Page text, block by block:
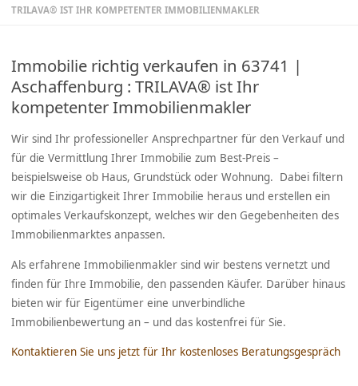
TRILAVA® IST IHR KOMPETENTER IMMOBILIENMAKLER
Immobilie richtig verkaufen in 63741 |
Aschaffenburg : TRILAVA® ist Ihr
kompetenter Immobilienmakler
Wir sind Ihr professioneller Ansprechpartner für den Verkauf und
für die Vermittlung Ihrer Immobilie zum Best-Preis –
beispielsweise ob Haus, Grundstück oder Wohnung. Dabei filtern
wir die Einzigartigkeit Ihrer Immobilie heraus und erstellen ein
optimales Verkaufskonzept, welches wir den Gegebenheiten des
Immobilienmarktes anpassen.
Als erfahrene Immobilienmakler sind wir bestens vernetzt und
finden für Ihre Immobilie, den passenden Käufer. Darüber hinaus
bieten wir für Eigentümer eine unverbindliche
Immobilienbewertung an – und das kostenfrei für Sie.
Kontaktieren Sie uns jetzt für Ihr kostenloses Beratungsgespräch